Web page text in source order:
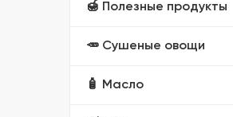
🍯 Полезные продукты
🥕 Сушеные овощи
🧴 Масло